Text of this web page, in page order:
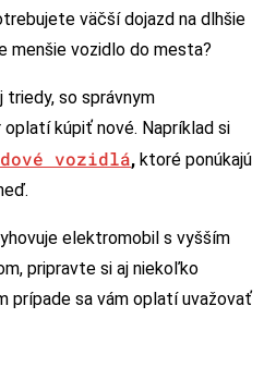
väčší dojazd na dlhšie
menšie vozidlo do mesta?
triedy, so správnym
kúpiť nové. Napríklad si
vozidlá, ktoré ponúkajú
elektromobil s vyšším
pripravte si aj niekoľko
prípade sa vám oplatí uvažovať